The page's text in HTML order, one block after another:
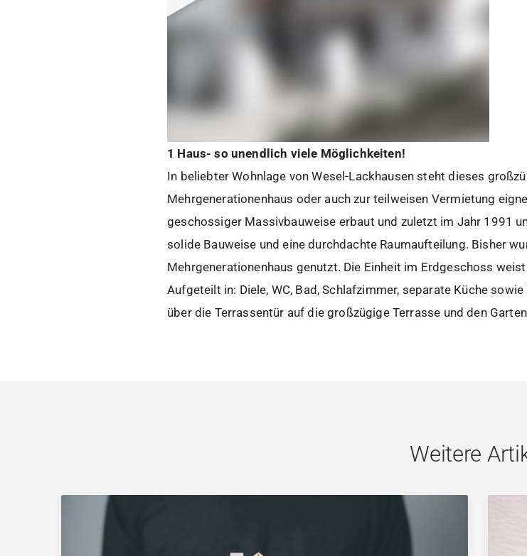
1 Haus- so unendlich viele Möglichkeiten!
In beliebter Wohnlage von Wesel-Lackhausen steht dieses
Mehrgenerationenhaus oder auch zur teilweisen Vermietung
geschossiger Massivbauweise erbaut und zuletzt im Jahr 1991
solide Bauweise und eine durchdachte Raumaufteilung. Bisher
Mehrgenerationenhaus genutzt. Die Einheit im Erdgeschoss
Aufgeteilt in: Diele, WC, Bad, Schlafzimmer, separate Küche
über die Terrassentür auf die großzügige Terrasse und den
Weitere